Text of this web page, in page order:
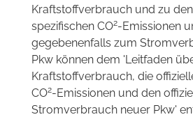
Kraftstoffverbrauch und zu
spezifischen CO2-Emissionen
gegebenenfalls zum
Pkw können dem 'Leitfaden
Kraftstoffverbrauch, die
CO2-Emissionen und den
Stromverbrauch neuer Pkw'